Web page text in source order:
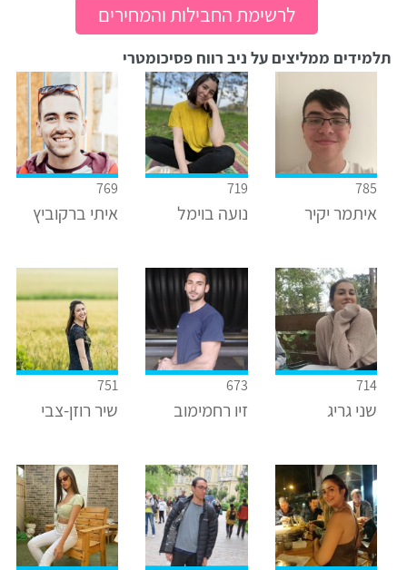
לרשימת החבילות והמחירים
תלמידים ממליצים על ניב רווח פסיכומטרי
785
איתמר יקיר
719
נועה בוימל
769
איתי ברקוביץ
714
שני גריג
673
זיו רחמימוב
751
שיר רוזן-צבי